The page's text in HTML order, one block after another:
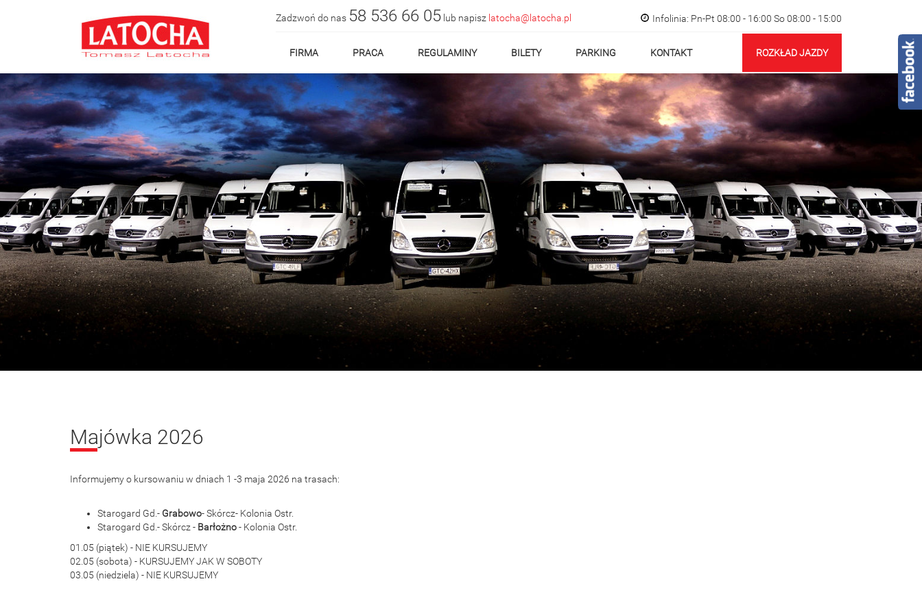
Zadzwoń do nas 58 536 66 05 lub napisz latocha@latocha.pl Infolinia: Pn-Pt 08:00 - 16:00 So 08:00 - 15:00
FIRMA PRACA REGULAMINY BILETY PARKING KONTAKT ROZKŁAD JAZDY
Majówka 2026
Informujemy o kursowaniu w dniach 1 -3 maja 2026 na trasach:
Starogard Gd.- Grabowo- Skórcz- Kolonia Ostr.
Starogard Gd.- Skórcz - Barłożno- Kolonia Ostr.
01.05 (piątek) - NIE KURSUJEMY
02.05 (sobota) - KURSUJEMY JAK W SOBOTY
03.05 (niedziela) - NIE KURSUJEMY